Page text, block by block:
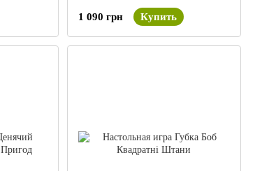
1 090 грн Купить